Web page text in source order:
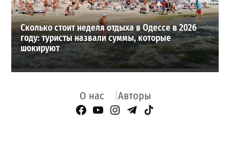
Сколько стоит неделя отдыха в Одессе в 2026
году: туристы назвали суммы, которые
шокируют
О нас Авторы
Facebook Page
YouTube
Instagram
Telegram
TikTok